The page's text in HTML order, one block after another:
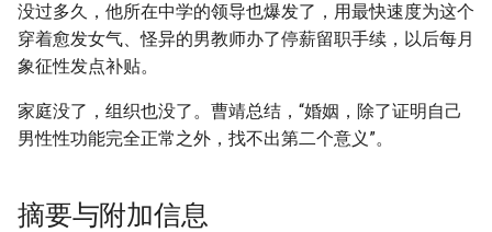
没过多久，他所在中学的领导也爆发了，用最快速度为这个
穿着愈发女气、怪异的男教师办了停薪留职手续，以后每月
象征性发点补贴。
家庭没了，组织也没了。曹靖总结，“婚姻，除了证明自己
男性性功能完全正常之外，找不出第二个意义”。
摘要与附加信息